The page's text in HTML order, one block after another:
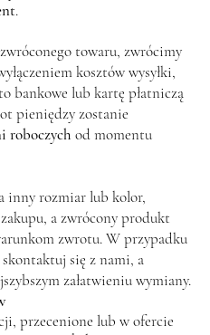
.
towaru, zwrócimy
kosztów wysyłki,
bankowe lub kartę płatniczą
pieniędzy zostanie
roboczych od momentu
inny rozmiar lub kolor,
a zwrócony produkt
zwrotu. W przypadku
się z nami, a
załatwieniu wymiany.
przecenione lub w ofercie